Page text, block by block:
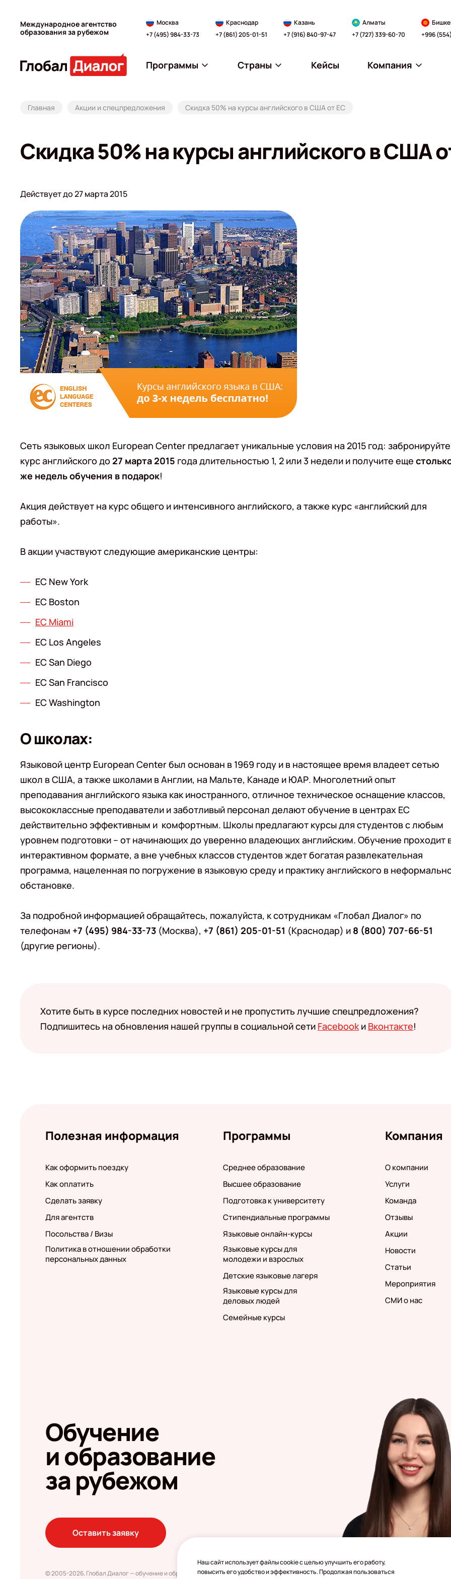
Международное агентство
образования за рубежом
Москва
+7 (495) 984-33-73
Краснодар
+7 (861) 205-01-51
Казань
+7 (916) 840-97-47
Алматы
+7 (727) 339-60-70
+996
Программы Страны Кейсы Компания
Главная Акции и спецпредложения Скидка 50% на курсы английского в США от EC
Скидка 50% на курсы английского в США
Действует до 27 марта 2015
Сеть языковых школ European Center предлагает уникальные условия на 2015 год: забронируйте
курс английского до 27 марта 2015 года длительностью 1, 2 или 3 недели и получите еще
же недель обучения в подарок!
Акция действует на курс общего и интенсивного английского, а также курс «английский для
работы».
В акции участвуют следующие американские центры:
EC New York
EC Boston
EC Miami
EC Los Angeles
EC San Diego
EC San Francisco
EC Washington
О школах:
Языковой центр European Center был основан в 1969 году и в настоящее время владеет сетью
школ в США, а также школами в Англии, на Мальте, Канаде и ЮАР. Многолетний опыт
преподавания английского языка как иностранного, отличное техническое оснащение классов,
высококлассные преподаватели и заботливый персонал делают обучение в центрах EC
действительно эффективным и комфортным. Школы предлагают курсы для студентов с любым
уровнем подготовки – от начинающих до уверенно владеющих английским. Обучение проходит
интерактивном формате, а вне учебных классов студентов ждет богатая развлекательная
программа, нацеленная по погружение в языковую среду и практику английского в
обстановке.
За подробной информацией обращайтесь, пожалуйста, к сотрудникам «Глобал Диалог» по
телефонам +7 (495) 984-33-73 (Москва), +7 (861) 205-01-51 (Краснодар) и 8 (800) 707-66-51
(другие регионы).
Хотите быть в курсе последних новостей и не пропустить лучшие спецпредложения?
Подпишитесь на обновления нашей группы в социальной сети Facebookи Вконтакте!
Полезная информация
Как оформить поездку
Как оплатить
Сделать заявку
Для агентств
Посольства / Визы
Политика в отношении обработки
персональных данных
Программы
Среднее образование
Высшее образование
Подготовка к университету
Стипендиальные программы
Языковые онлайн-курсы
Языковые курсы для
молодежи и взрослых
Детские языковые лагеря
Языковые курсы для
деловых людей
Семейные курсы
Компания
О компании
Услуги
Команда
Отзывы
Акции
Новости
Статьи
Мероприятия
СМИ о нас
Обучение
и образование
за рубежом
Оставить заявку
© 2005-2026, Глобал Диалог — обучение и образование за рубежом
Наш сайт использует файлы cookie с целью улучшить его работу,
повысить его удобство и эффективность. Продолжая пользоваться